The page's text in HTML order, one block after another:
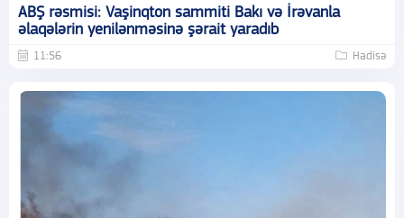
ABŞ rəsmisi: Vaşinqton sammiti Bakı və İrəvanla
əlaqələrin yenilənməsinə şərait yaradıb
11:56 Hadisə